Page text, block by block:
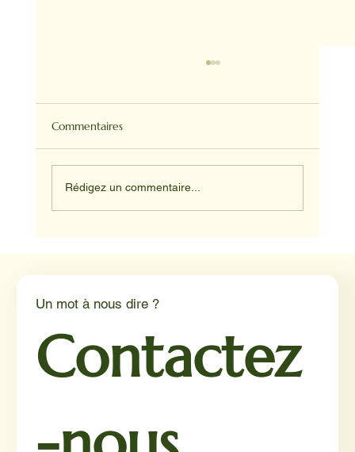
Commentaires
Rédigez un commentaire...
Un mot à nous dire ?
Contactez